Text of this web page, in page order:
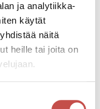
ja analytiikka-
käytät
näitä
heille tai joita on